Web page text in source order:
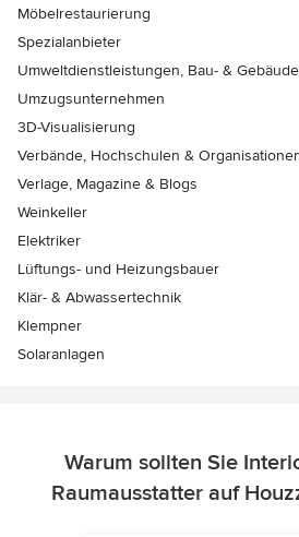
Möbelrestaurierung
Spezialanbieter
Umweltdienstleistungen, Bau- &
Umzugsunternehmen
3D-Visualisierung
Verbände, Hochschulen &
Verlage, Magazine & Blogs
Weinkeller
Elektriker
Lüftungs- und Heizungsbauer
Klär- & Abwassertechnik
Klempner
Solaranlagen
Warum sollten Sie
Raumausstatter auf